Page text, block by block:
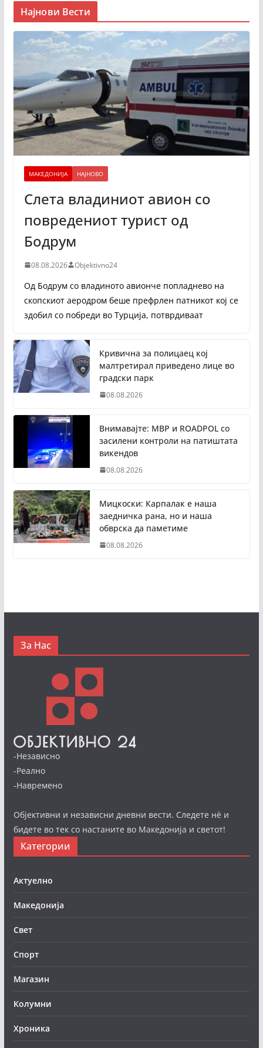
Најнови Вести
МАКЕДОНИЈА НАЈНОВО
Слета владиниот авион со
повредениот турист од
Бодрум
08.08.2026 Objektivno24
Од Бодрум со владиното авионче попладнево на
скопскиот аеродром беше префрлен патникот кој се
здобил со побреди во Турција, потврдиваат
Кривична за полицаец кој
малтретирал приведено лице во
градски парк
08.08.2026
Внимавајте: МВР и ROADPOL со
засилени контроли на патиштата
викендов
08.08.2026
Мицкоски: Карпалак е наша
заедничка рана, но и наша
обврска да паметиме
08.08.2026
За Нас
-Независно
-Реално
-Навремено
Објективни и независни дневни вести. Следете нè и
бидете во тек со настаните во Македонија и светот!
Категории
Актуелно
Македонија
Свет
Спорт
Магазин
Колумни
Хроника